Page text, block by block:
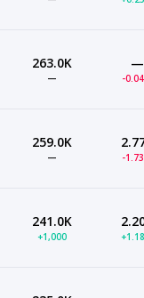
263.0K
—
—
-
259.0K
— -
241.0K
+1,000